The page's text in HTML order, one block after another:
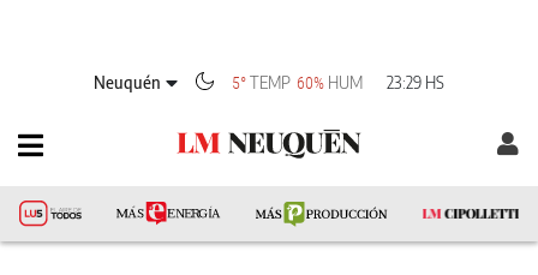
Neuquén 5°TEMP 60% HUM 23:29 HS